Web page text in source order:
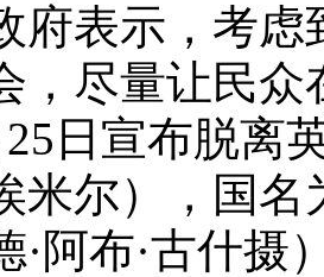
府表示，考
，尽量让民
25日宣布脱离
米尔），国
·阿布·古什摄